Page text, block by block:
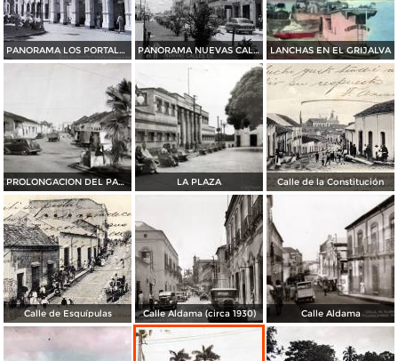
PANORAMA LOS PORTALES PANORAMA NUEVAS CALLES LANCHAS EN EL GRIJALVA
PROLONGACION DEL PASEO DE LOS HEROES LA PLAZA Calle de la Constitución
Calle de Esquípulas Calle Aldama (circa 1930) Calle Aldama